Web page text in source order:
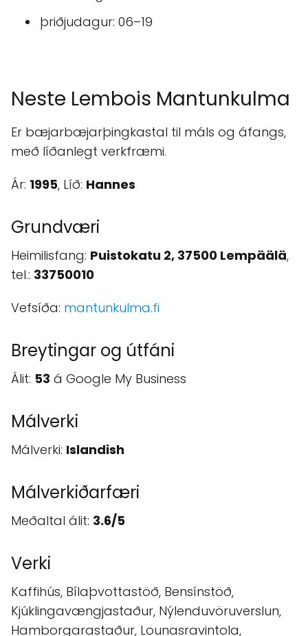
þriðjudagur: 06–19
Neste Lembois Mantunkulma
Er bæjarbæjarþingkastal til máls og áfangs,
með líðanlegt verkfræmi.
Ár: 1995, Líð: Hannes
Grundværi
Heimilisfang: Puistokatu 2, 37500 Lempäälä,
tel.: 33750010
Vefsíða: mantunkulma.fi
Breytingar og útfáni
Álit: 53 á Google My Business
Málverki
Málverki: Islandish
Málverkiðarfæri
Meðaltal álit: 3.6/5
Verki
Kaffihús, Bílaþvottastöð, Bensínstöð,
Kjúklingavængjastaður, Nýlenduvöruverslun,
Hamborgarastaður, Lounasravintola,